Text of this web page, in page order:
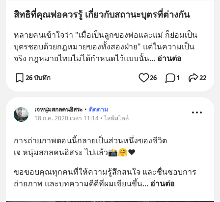
สิทธิที่คุณพ่อควรรู้ เกี่ยวกับสถานะบุตรที่ต่างกัน
หลายคนเข้าใจว่า "เมื่อเป็นลูกของพ่อและแม่ ก็ย่อมเป็น
บุตรชอบด้วยกฎหมายของทั้งสองฝ่าย" แต่ในความเป็น
จริง กฎหมายไทยไม่ได้กำหนดไว้แบบนั้น... อ่านต่อ
26 บันทึก 26 1 22
เจหนุ่มสกลคนอิสระ • ติดตาม
18 ก.ค. 2020 เวลา 11:14 • ไลฟ์สไตล์
การถ่ายภาพตอนนี้กลายเป็นส่วนหนึ่งของชีวิต
เจ หนุ่มสกลคนอิสระ ไปแล้ว📸🤗♥️
ขอขอบคุณทุกคนที่ให้ความรู้สึกสนใจ และชื่นชอบการ
ถ่ายภาพ และบทความดีดีที่ผมเขียนขึ้น... อ่านต่อ